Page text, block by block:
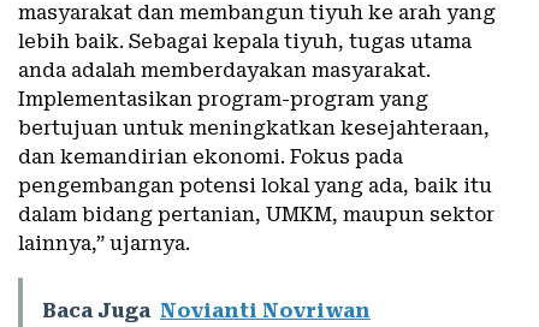
masyarakat dan membangun tiyuh ke arah yang
lebih baik. Sebagai kepala tiyuh, tugas utama
anda adalah memberdayakan masyarakat.
Implementasikan program-program yang
bertujuan untuk meningkatkan kesejahteraan,
dan kemandirian ekonomi. Fokus pada
pengembangan potensi lokal yang ada, baik itu
dalam bidang pertanian, UMKM, maupun sektor
lainnya,” ujarnya.
Baca Juga Novianti Novriwan